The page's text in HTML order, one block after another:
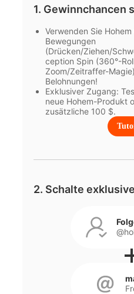
1. Gewinnchancen
Verwenden Sie
Bewegungen
(Drücken/Ziehen/
ception Spin (360°-
Zoom/Zeitraffer-
Belohnungen!
Exklusiver Zugang:
neue Hohem-Produkt
zusätzliche 100 $.
2. Schalte